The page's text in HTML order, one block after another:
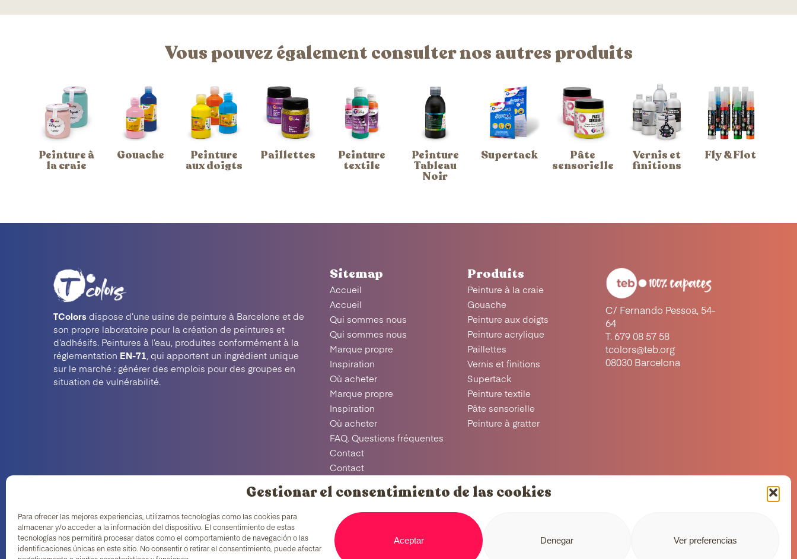
Gestionar el consentimiento de las cookies
Para ofrecer las mejores experiencias, utilizamos tecnologías como las cookies para
almacenar y/o acceder a la información del dispositivo. El consentimiento de estas
tecnologías nos permitirá procesar datos como el comportamiento de navegación o las
identificaciones únicas en este sitio. No consentir o retirar el consentimiento, puede afectar
Aceptar Denegar Ver preferencias
Vous pouvez également consulter nos autres produits
Peinture à
la craie
Gouache Peinture
aux doigts
Paillettes Peinture
textile
Peinture
Tableau
Noir
Supertack Pâte
sensorielle
Vernis et
finitions
Fly & Flot
TColors dispose d’une usine de peinture à Barcelone et de
son propre laboratoire pour la création de peintures et
d’adhésifs. Peintures à l’eau, produites conformément à la
réglementation EN-71 , qui apportent un ingrédient unique
sur le marché : générer des emplois pour des groupes en
situation de vulnérabilité.
Sitemap
Accueil
Accueil
Qui sommes nous
Qui sommes nous
Marque propre
Inspiration
Où acheter
Marque propre
Inspiration
Où acheter
FAQ. Questions fréquentes
Contact
Contact
FAQ
Aviso legal
Política de cookies
Política de privacidad
Produits
Peinture à la craie
Gouache
Peinture aux doigts
Peinture acrylique
Paillettes
Vernis et finitions
Supertack
Peinture textile
Pâte sensorielle
Peinture à gratter
C/ Fernando Pessoa, 54-
64
T. 679 08 57 58
tcolors@teb.org
08030 Barcelona